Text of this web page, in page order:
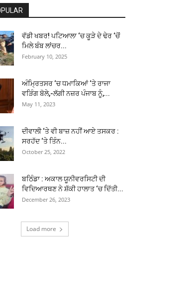
ਵੱਡੀ ਖਬਰ! ਪਟਿਆਲਾ ‘ਚ ਕੂੜੇ ਦੇ ਢੇਰ ‘ਚੋਂ
ਮਿਲੇ ਬੰਬ ਲਾਂਚਰ...
February 10, 2025
ਅੰਮ੍ਰਿਤਸਰ ‘ਚ ਧਮਾਕਿਆਂ ‘ਤੇ ਰਾਜਾ
ਵੜਿੰਗ ਬੋਲੇ,-ਲੱਗੀ ਨਜ਼ਰ ਪੰਜਾਬ ਨੂੰ,...
May 11, 2023
ਦੀਵਾਲੀ ‘ਤੇ ਵੀ ਬਾਜ਼ ਨਹੀਂ ਆਏ ਤਸਕਰ :
ਸਰਹੱਦ ‘ਤੇ ਤਿੰਨ...
October 25, 2022
ਬਠਿੰਡਾ : ਅਕਾਲ ਯੂਨੀਵਰਸਿਟੀ ਦੀ
ਵਿਦਿਆਰਥਣ ਨੇ ਸ਼ੱਕੀ ਹਾਲਾਤ ‘ਚ ਦਿੱਤੀ...
December 26, 2023
Load more